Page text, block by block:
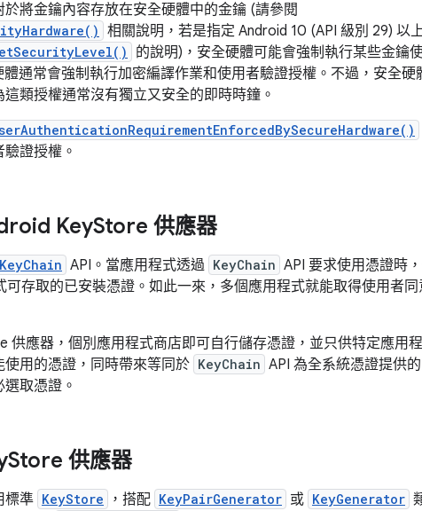
將金鑰內容存放在安全硬體中的金鑰 (請參閱
相關說明，若是指定 Android 10 (API 級別 29) 以
的說明)，安全硬體可能會強制執行某些金鑰
通常會強制執行加密編譯作業和使用者驗證授權。不過，安全硬
類授權通常沒有獨立又安全的即時時鐘。
證授權。
KeyStore 供應器
KeyChain API。當應用程式透過 KeyChain API 要求使用憑證時
可存取的已安裝憑證。如此一來，多個應用程式就能取得使用者
供應器，個別應用程式商店即可自行儲存憑證，並只供特定應用
用的憑證，同時帶來等同於 KeyChain API 為全系統憑證提供
取憑證。
Store 供應器
標準 KeyStore ，搭配 KeyPairGenerator 或 KeyGenerator